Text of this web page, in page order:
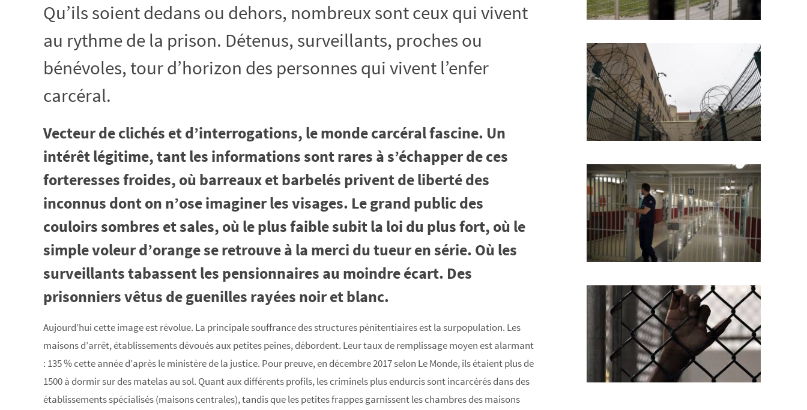
Qu’ils soient dedans ou dehors, nombreux sont ceux qui vivent
au rythme de la prison. Détenus, surveillants, proches ou
bénévoles, tour d’horizon des personnes qui vivent l’enfer
carcéral.
Vecteur de clichés et d’interrogations, le monde carcéral fascine. Un
intérêt légitime, tant les informations sont rares à s’échapper de ces
forteresses froides, où barreaux et barbelés privent de liberté des
inconnus dont on n’ose imaginer les visages. Le grand public des
couloirs sombres et sales, où le plus faible subit la loi du plus fort, où le
simple voleur d’orange se retrouve à la merci du tueur en série. Où les
surveillants tabassent les pensionnaires au moindre écart. Des
prisonniers vêtus de guenilles rayées noir et blanc.
Aujourd’hui cette image est révolue. La principale souffrance des structures pénitentiaires est la surpopulation. Les
maisons d’arrêt, établissements dévoués aux petites peines, débordent. Leur taux de remplissage moyen est alarmant
: 135 % cette année d’après le ministère de la justice. Pour preuve, en décembre 2017 selon Le Monde, ils étaient plus de
1500 à dormir sur des matelas au sol. Quant aux différents profils, les criminels plus endurcis sont incarcérés dans des
établissements spécialisés (maisons centrales), tandis que les petites frappes garnissent les chambres des maisons